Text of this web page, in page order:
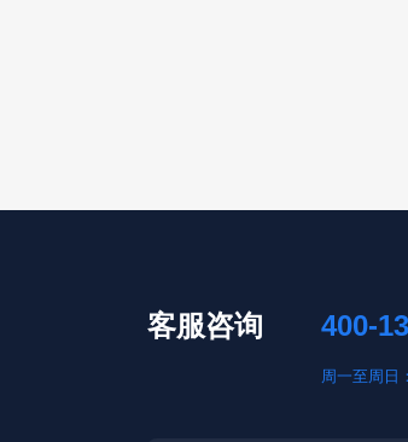
客服咨询 400-
周一至周日